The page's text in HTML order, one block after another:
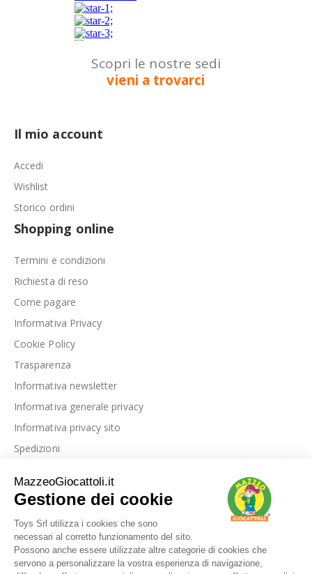
Scopri le nostre sedi
vieni a trovarci
Il mio account
Accedi
Wishlist
Storico ordini
Shopping online
Termini e condizioni
Richiesta di reso
Come pagare
Informativa Privacy
Cookie Policy
Trasparenza
Informativa newsletter
Informativa generale privacy
Informativa privacy sito
Spedizioni
La nostra azienda
Le nostre recensioni
Blog
Dove siamo